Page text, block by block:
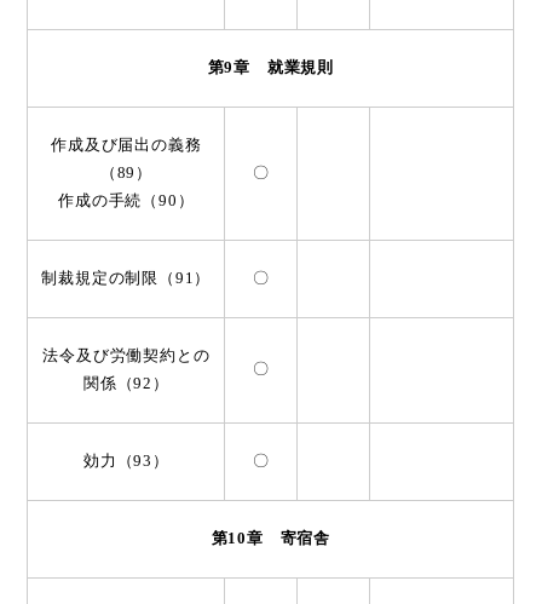
第9章 就業規則
作成及び届出の義務
（89）
作成の手続（90）
〇
制裁規定の制限（91） 〇
法令及び労働契約との
関係（92）
〇
効力（93） 〇
第10章 寄宿舎